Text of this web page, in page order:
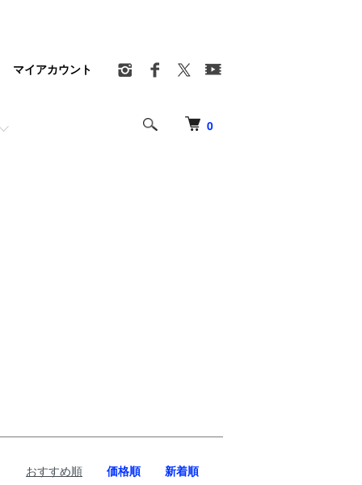
0
マイアカウント
おすすめ順 価格順 新着順